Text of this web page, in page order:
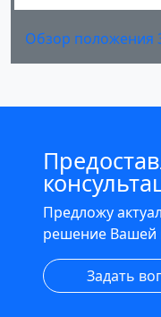
Обзор положения
Предложу
решение Вашей
Задать